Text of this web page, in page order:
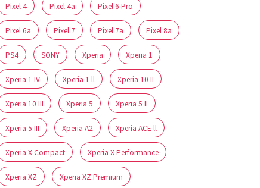
Pixel 4 Pixel 4a Pixel 6 Pro
Pixel 6a Pixel 7 Pixel 7a Pixel 8a
PS4 SONY Xperia Xperia 1
Xperia 1 IV Xperia 1 ll Xperia 10 II
Xperia 10 IIl Xperia 5 Xperia 5 II
Xperia 5 III Xperia A2 Xperia ACE ll
Xperia X Compact Xperia X Performance
Xperia XZ Xperia XZ Premium